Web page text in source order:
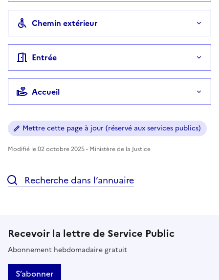
Chemin extérieur
Entrée
Accueil
Mettre cette page à jour (réservé aux services publics)
Modifié le 02 octobre 2025 - Ministère de la Justice
Recherche dans l’annuaire
Recevoir la lettre de Service Public
Abonnement hebdomadaire gratuit
S’abonner